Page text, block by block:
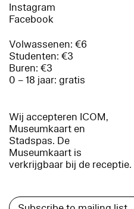
Instagram
Facebook
Volwassenen: €6
Studenten: €3
Buren: €3
0 – 18 jaar: gratis
Wij accepteren ICOM,
Museumkaart en
Stadspas. De
Museumkaart is
verkrijgbaar bij de receptie.